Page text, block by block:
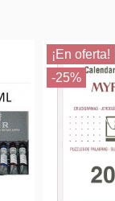
¡En oferta!
-25%